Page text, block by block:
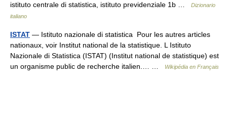
istituto centrale di statistica, istituto previdenziale 1b …
Dizionario
italiano
ISTAT — Istituto nazionale di statistica Pour les autres articles
nationaux, voir Institut national de la statistique. L Istituto
Nazionale di Statistica (ISTAT) (Institut national de statistique) est
un organisme public de recherche italien.… …
Wikipédia en Français